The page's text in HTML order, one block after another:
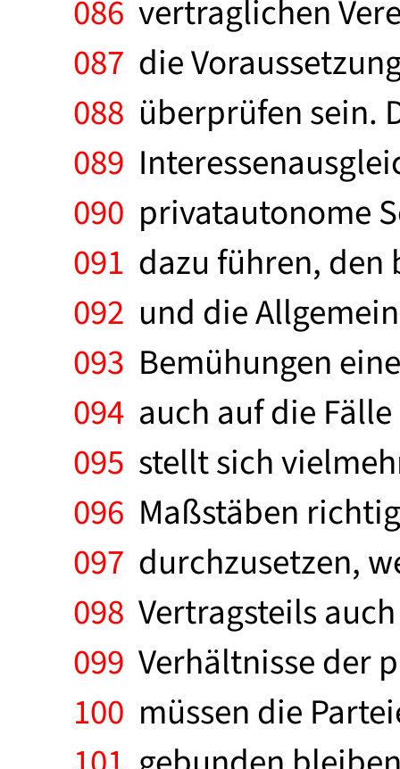
086 vertraglichen
087 die
088 überprüfen sein.
089
090 privatautonome
091 dazu führen,
092 und die
093 Bemühungen
094 auch auf die
095 stellt sich
096 Maßstäben
097 durchzusetzen,
098 Vertragsteils
099 Verhältnisse der
100 müssen die